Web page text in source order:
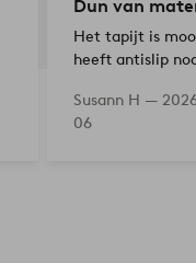
Dun van
Het tapijt is
heeft antislip
maar toch mooi
Susann H —
06